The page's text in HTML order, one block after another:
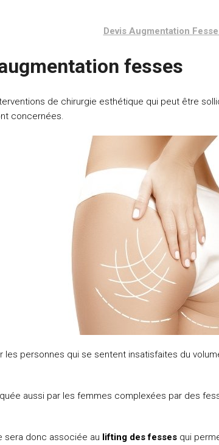
Devis Augmentation
fesses
de chirurgie esthétique qui peut être
concernées.
personnes qui se sentent insatisfaites du
aussi par les femmes complexées par des
sera donc associée au lifting des fesses qui